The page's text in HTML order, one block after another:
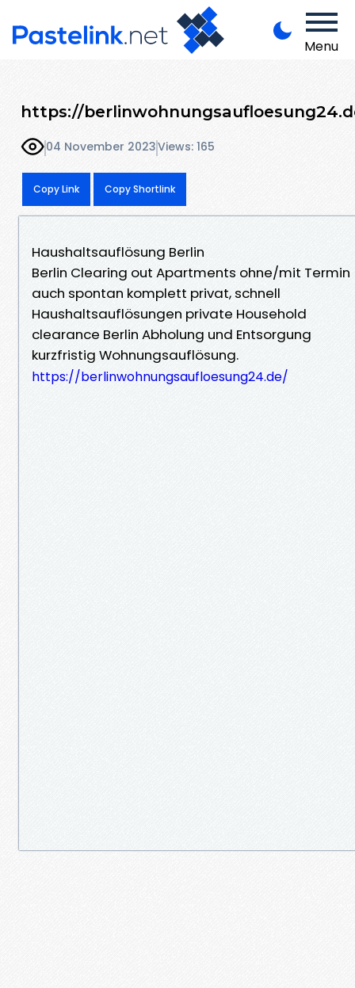
Menu
https://
04 November 2023Views: 165
Copy Link Copy Shortlink
Haushaltsauflösung Berlin
Berlin Clearing out Apartments ohne/mit Termin
auch spontan komplett privat, schnell
Haushaltsauflösungen private Household
clearance Berlin Abholung und Entsorgung
kurzfristig Wohnungsauflösung.
https://berlinwohnungsaufloesung24.de/